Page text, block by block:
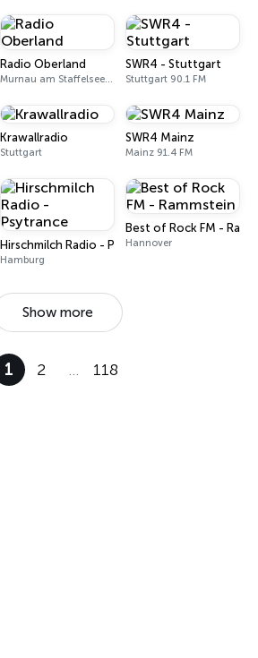
Radio Oberland
Murnau am Staffelsee 97.5 FM
SWR4 - Stuttgart
Stuttgart 90.1 FM
Krawallradio
Stuttgart
SWR4 Mainz
Mainz 91.4 FM
Hirschmilch Radio - Psytrance
Hamburg
Best of Rock FM -
Hannover
Show more
1 2 … 118